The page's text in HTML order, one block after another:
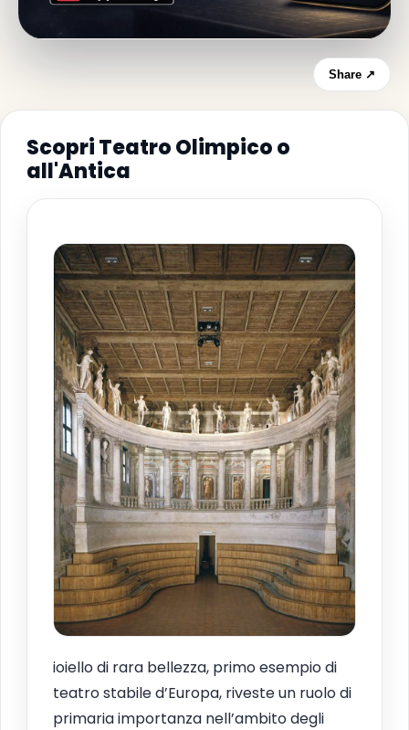
Share ↗
Scopri Teatro Olimpico o
all'Antica
ioiello di rara bellezza, primo esempio di
teatro stabile d’Europa, riveste un ruolo di
primaria importanza nell’ambito degli